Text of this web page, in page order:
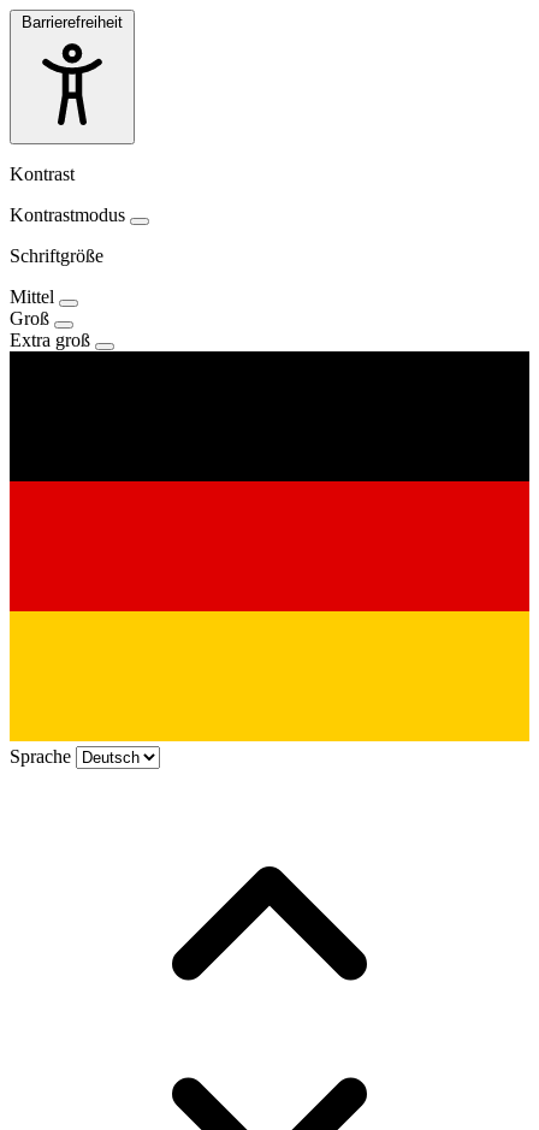
Barrierefreiheit
Kontrast
Kontrastmodus
Schriftgröße
Mittel
Groß
Extra groß
Sprache